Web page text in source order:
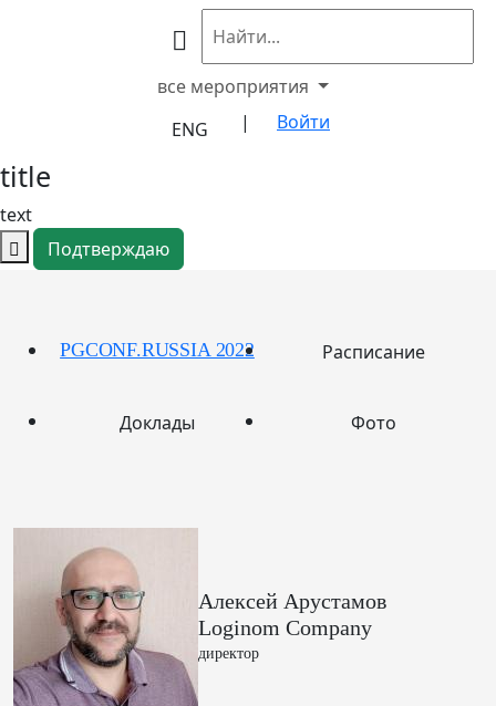
все мероприятия
ENG
| Войти
title
text
Подтверждаю
PGCONF.RUSSIA 2022 Расписание
Доклады Фото
Алексей Арустамов
Loginom Company
директор